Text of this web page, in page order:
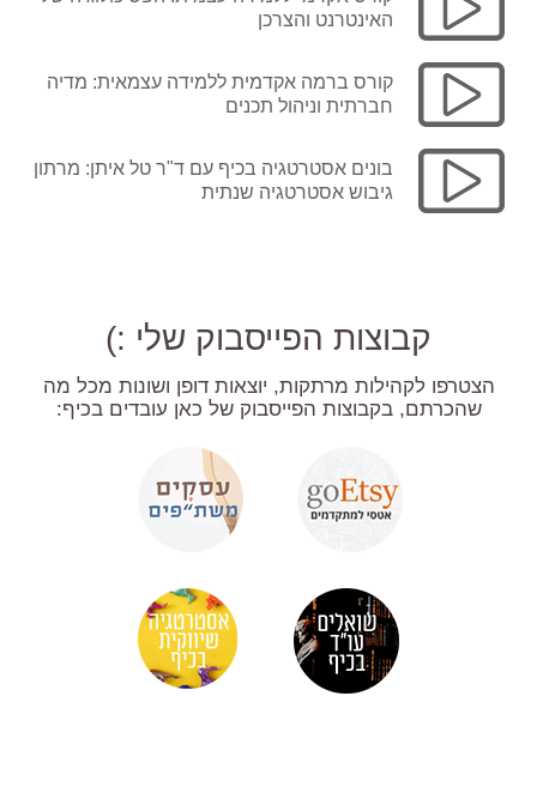
האינטרנט והצרכן
קורס ברמה אקדמית ללמידה עצמאית: מדיה
חברתית וניהול תכנים
בונים אסטרטגיה בכיף עם ד"ר טל איתן: מרתון
גיבוש אסטרטגיה שנתית
קבוצות הפייסבוק שלי :)
הצטרפו לקהילות מרתקות, יוצאות דופן ושונות מכל מה
שהכרתם, בקבוצות הפייסבוק של כאן עובדים בכיף: